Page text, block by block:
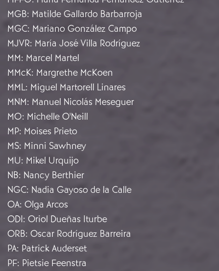
MGB: Matilde Gallardo Barbarroja
MGC: Mariano González Campo
MJVR: María José Villa Rodríguez
MM: Marcel Martel
MMcK: Margrethe McKoen
MML: Miguel Martorell Linares
MNM: Manuel Nicolás Meseguer
MO: Michelle O'Neill
MP: Moises Prieto
MS: Minni Sawhney
MU: Mikel Urquijo
NB: Nancy Berthier
NGC: Nadia Gayoso de la Calle
OA: Olga Arcos
ODI: Oriol Dueñas Iturbe
ORB: Oscar Rodríguez Barreira
PA: Patrick Auderset
PF: Pietsie Feenstra